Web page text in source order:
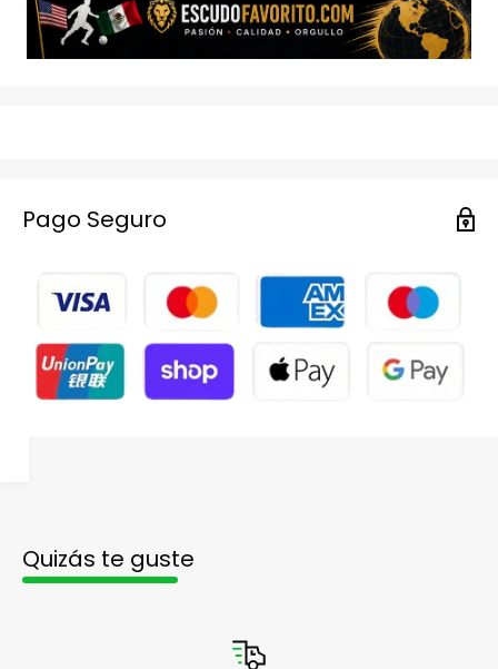
Pago Seguro
Quizás te guste